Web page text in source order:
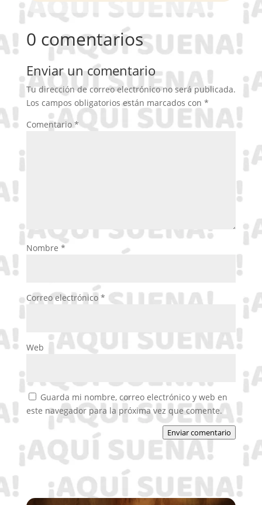
0 comentarios
Enviar un comentario
Tu dirección de correo electrónico no será publicada.
Los campos obligatorios están marcados con *
Comentario *
Nombre *
Correo electrónico *
Web
Guarda mi nombre, correo electrónico y web en
este navegador para la próxima vez que comente.
Enviar comentario